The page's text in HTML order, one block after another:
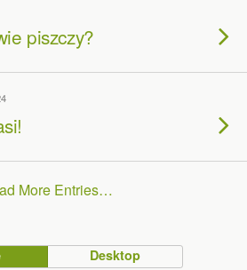
piszczy?
More Entries…
Desktop